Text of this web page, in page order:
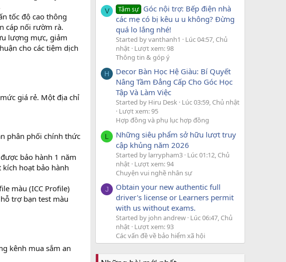
tốc độ cao thông
cáp nối rườm rà.
lượng mực, giảm
cho các tiệm dịch
giá rẻ. Một địa chỉ
phân phối chính thức
bảo hành 1 năm
hoạt bảo hành
màu (ICC Profile)
trợ bạn test màu
kênh mua sắm an
V Tâm sự Góc nội trợ: Bếp điện nhà
các mẹ có bị kêu u u không? Đừng
quá lo lắng nhé!
Started by vanthanh1
Lúc 04:57, Chủ
nhật Lượt xem: 98
Thông tin & góp ý
H
Decor Bàn Học Hệ Giàu: Bí Quyết
Nâng Tầm Đẳng Cấp Cho Góc Học
Tập Và Làm Việc
Started by Hiru Desk Lúc 03:59, Chủ nhật
Lượt xem: 95
Hợp đồng và phụ lục hợp đồng
L
Những siêu phẩm sở hữu lượt truy
cập khủng năm 2026
Started by larrypham3 Lúc 01:12, Chủ
nhật Lượt xem: 94
Chuyện vui nghề nhân sự
J
Obtain your new authentic full
driver's license or Learners permit
with us without exams.
Started by john andrew Lúc 06:47, Chủ
nhật Lượt xem: 93
Các vấn đề về bảo hiểm xã hội